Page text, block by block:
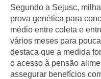
Segundo a Sejusc,
prova genética para
médio entre coleta e
vários meses para
destaca que a medida
o acesso à pensão
assegurar benefícios